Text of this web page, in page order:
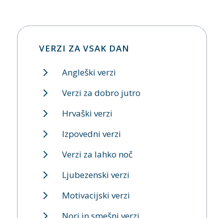
VERZI ZA VSAK DAN
Angleški verzi
Verzi za dobro jutro
Hrvaški verzi
Izpovedni verzi
Verzi za lahko noč
Ljubezenski verzi
Motivacijski verzi